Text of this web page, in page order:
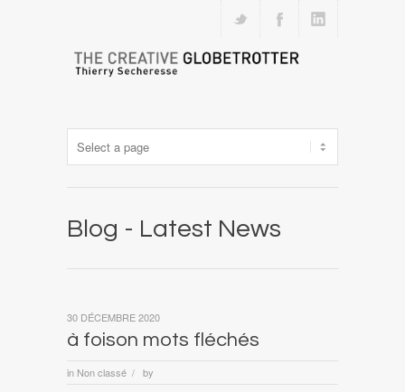
Blog - Latest News
à foison mots fléchés
in Non classé / by
30 DÉCEMBRE 2020